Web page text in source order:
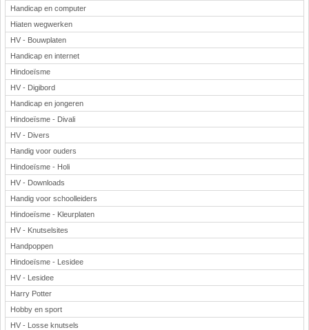
Handicap en computer
Hiaten wegwerken
HV - Bouwplaten
Handicap en internet
Hindoeïsme
HV - Digibord
Handicap en jongeren
Hindoeïsme - Divali
HV - Divers
Handig voor ouders
Hindoeïsme - Holi
HV - Downloads
Handig voor schoolleiders
Hindoeïsme - Kleurplaten
HV - Knutselsites
Handpoppen
Hindoeïsme - Lesidee
HV - Lesidee
Harry Potter
Hobby en sport
HV - Losse knutsels